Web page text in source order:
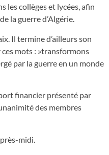
les collèges et lycées, afin
la guerre d’Algérie.
Il termine d’ailleurs son
mots : »transformons
par la guerre en un monde
financier présenté par
des membres
midi.